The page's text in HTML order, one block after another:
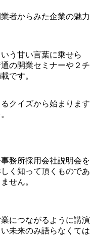
者からみた企業の魅力
う甘い言葉に乗せら
の開業セミナーや２チ
です。
クイズから始まります
務所採用会社説明会を
く知って頂くものであ
せん。
につながるように講演
未来のみ語らなくては